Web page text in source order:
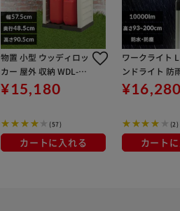
物置 小型 ウッディロッ
カー 屋外 収納 WDL-91
0V
¥15,180
(57)
カートに入れる
ワークライト
ンドライト 防
作業灯
-10000ST
(2)
カート